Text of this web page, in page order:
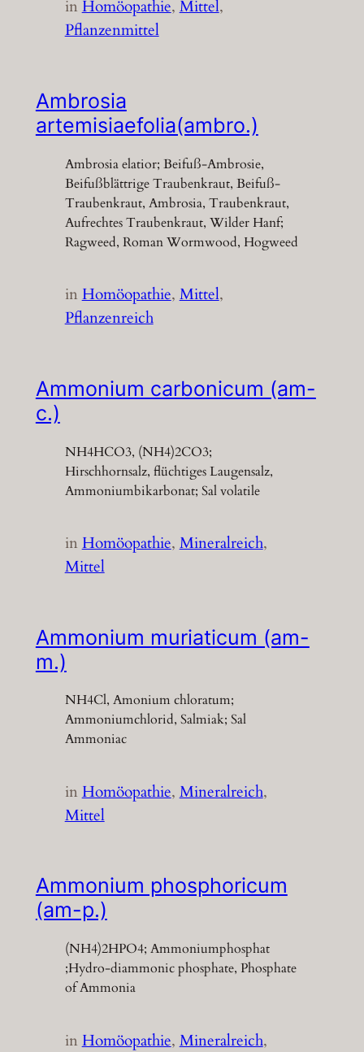
inHomöopathie, Mittel
Pflanzenmittel
Ambrosia
artemisiaefolia(ambro.)
Ambrosia elatior; Beifuß-Ambrosie,
Beifußblättrige Traubenkraut, Beifuß-
Traubenkraut, Ambrosia, Traubenkraut,
Aufrechtes Traubenkraut, Wilder Hanf;
Ragweed, Roman Wormwood, Hogweed
inHomöopathie, Mittel
Pflanzenreich
Ammonium carbonicum (am-
c.)
NH4HCO3, (NH4)2CO3;
Hirschhornsalz, flüchtiges Laugensalz,
Ammoniumbikarbonat; Sal volatile
inHomöopathie, Mineralreich
Mittel
Ammonium muriaticum (am-
m.)
NH4Cl, Amonium chloratum;
Ammoniumchlorid, Salmiak; Sal
Ammoniac
inHomöopathie, Mineralreich
Mittel
Ammonium phosphoricum
(am-p.)
(NH4)2HPO4; Ammoniumphosphat
;Hydro-diammonic phosphate, Phosphate
of Ammonia
inHomöopathie, Mineralreich